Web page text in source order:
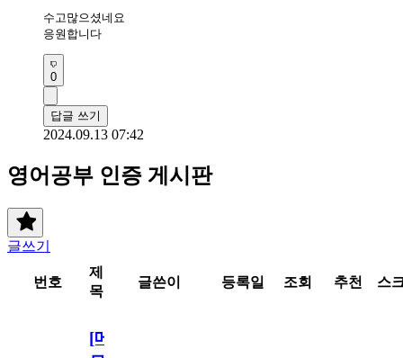
수고많으셨네요
응원합니다
0
답글 쓰기
2024.09.13 07:42
영어공부 인증 게시판
글쓰기
번호
제
목
글쓴이 등록일 조회 추천 스
[메